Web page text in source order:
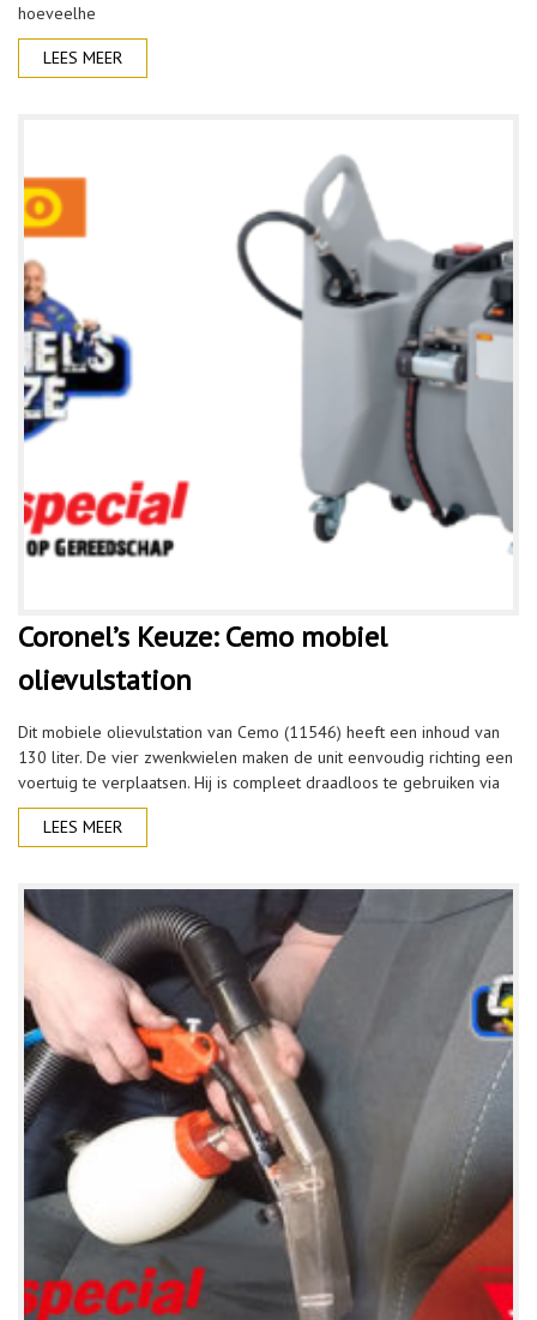
hoeveelhe
LEES MEER
Coronel’s Keuze: Cemo mobiel
olievulstation
Dit mobiele olievulstation van Cemo (11546) heeft een inhoud van
130 liter. De vier zwenkwielen maken de unit eenvoudig richting een
voertuig te verplaatsen. Hij is compleet draadloos te gebruiken via
LEES MEER